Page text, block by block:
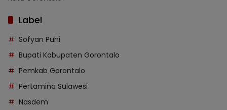
Label
Sofyan Puhi
Bupati Kabupaten Gorontalo
Pemkab Gorontalo
Pertamina Sulawesi
Nasdem